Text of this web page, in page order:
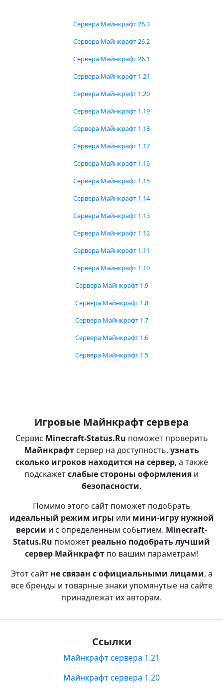
Сервера Майнкрафт 26.3
Сервера Майнкрафт 26.2
Сервера Майнкрафт 26.1
Сервера Майнкрафт 1.21
Сервера Майнкрафт 1.20
Сервера Майнкрафт 1.19
Сервера Майнкрафт 1.18
Сервера Майнкрафт 1.17
Сервера Майнкрафт 1.16
Сервера Майнкрафт 1.15
Сервера Майнкрафт 1.14
Сервера Майнкрафт 1.13
Сервера Майнкрафт 1.12
Сервера Майнкрафт 1.11
Сервера Майнкрафт 1.10
Сервера Майнкрафт 1.9
Сервера Майнкрафт 1.8
Сервера Майнкрафт 1.7
Сервера Майнкрафт 1.6
Сервера Майнкрафт 1.5
Игровые Майнкрафт сервера
Сервис Minecraft-Status.Ru поможет проверить
Майнкрафтсервер на доступность, узнать
сколько игроков находится на сервер, а также
подскажетслабые стороны оформления и
безопасности.
Помимо этого сайт поможет подобрать
идеальный режим игры или мини-игру нужной
версии и с определенным событием. Minecraft-
Status.Ru поможет реально подобрать лучший
сервер Майнкрафт по вашим параметрам!
Этот сайт не связан с официальными лицами, а
все бренды и товарные знаки упомянутые на сайте
принадлежат их авторам.
Ссылки
Майнкрафт сервера 1.21
Майнкрафт сервера 1.20